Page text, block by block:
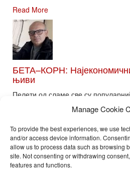
Manage Cookie
To provide the best experiences, we use
and/or access device information.
allow us to process data such as browsing
site. Not consenting or withdrawing
features and functions.
Read More
БЕТА–КОРН:
њиви
Пелети од сламе све су
потрошачима. Главне препреке